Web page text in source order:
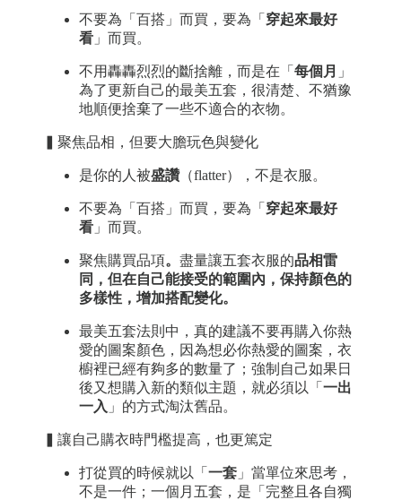
不要為「百搭」而買，要為「 穿起來最好
看 」而買。
不用轟轟烈烈的斷捨離，而是在「 每個月 」
為了更新自己的最美五套，很清楚、不猶豫
地順便捨棄了一些不適合的衣物。
▍聚焦品相，但要大膽玩色與變化
是你的人被盛讚（flatter），不是衣服。
不要為「百搭」而買，要為「 穿起來最好
看 」而買。
聚焦購買品項。 盡量讓五套衣服的品相雷
同，但在自己能接受的範圍內，保持顏色的
多樣性，增加搭配變化。
最美五套法則中，真的建議不要再購入你熱
愛的圖案顏色，因為想必你熱愛的圖案，衣
櫥裡已經有夠多的數量了；強制自己如果日
後又想購入新的類似主題，就必須以「 一出
一入 」的方式淘汰舊品。
▍讓自己購衣時門檻提高，也更篤定
打從買的時候就以「 一套 」當單位來思考，
不是一件；一個月五套，是「完整且各自獨